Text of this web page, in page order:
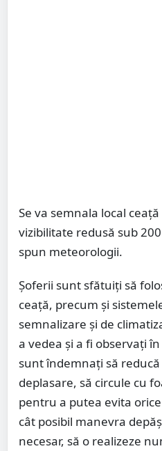
Se va semnala local
vizibilitate redusă sub
spun meteorologii.
Șoferii sunt sfătuiți să
ceaţă, precum şi
semnalizare şi de
a vedea şi a fi observaţi
sunt îndemnați să
deplasare, să circule cu
pentru a putea evita
cât posibil manevra
necesar, să o realizeze